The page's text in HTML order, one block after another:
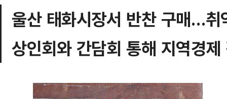
울산 태화시장서 반찬 구매…
상인회와 간담회 통해 지역경